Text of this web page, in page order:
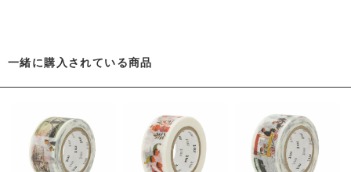
一緒に購入されている商品